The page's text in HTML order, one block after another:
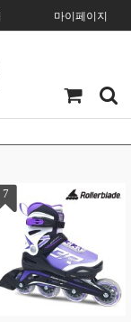
마이페이지